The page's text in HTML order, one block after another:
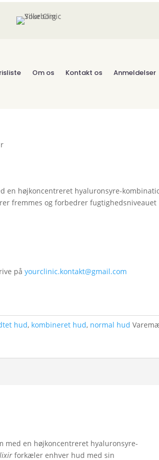
Om os Kontakt os Anmeldelser
en højkoncentreret hyaluronsyre-
fremmes og forbedrer fugtighedsniveauet
påyourclinic.kontakt@gmail.com
hud, kombineret hud, normal hud
med en højkoncentreret hyaluronsyre-
forkæler enhver hud med sin